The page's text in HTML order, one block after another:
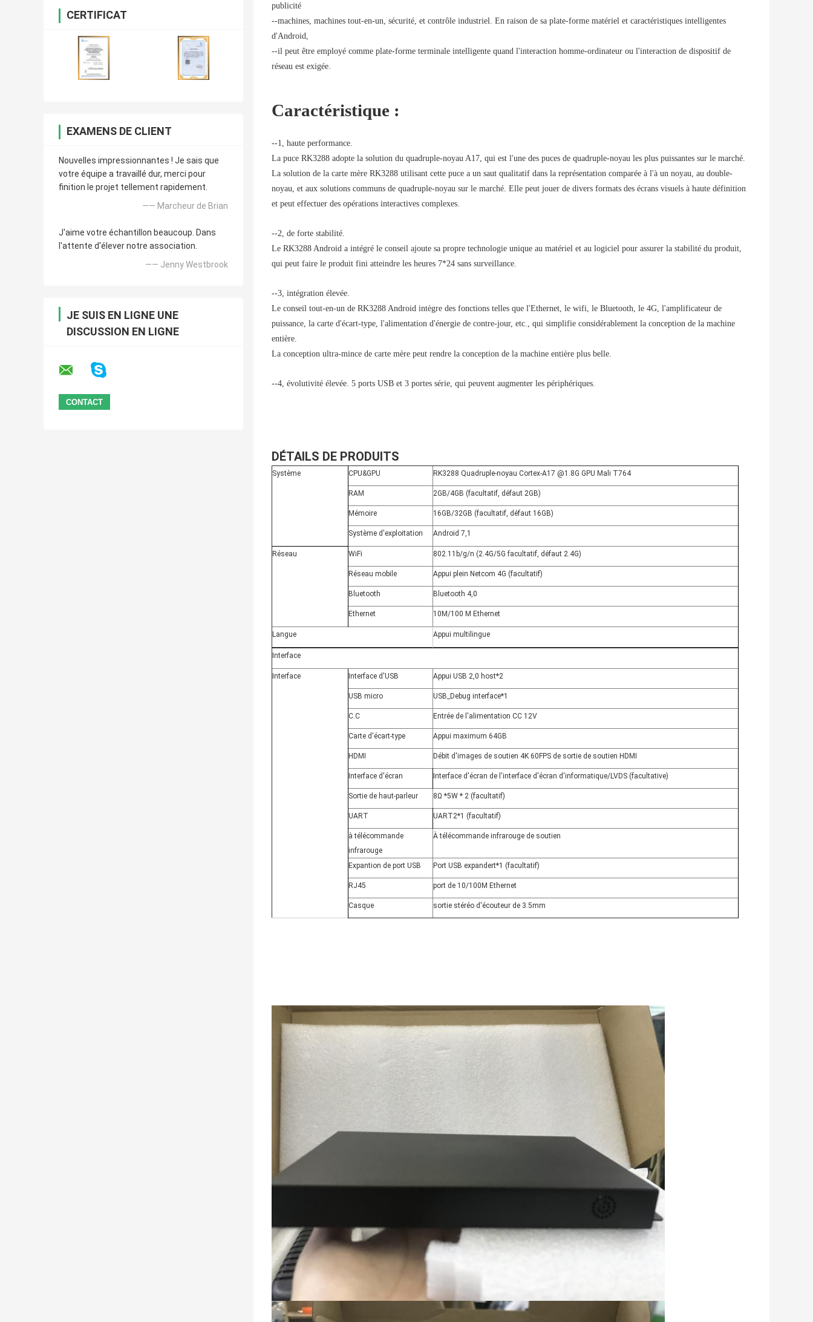
CERTIFICAT
EXAMENS DE CLIENT
Nouvelles impressionnantes ! Je sais que
votre équipe a travaillé dur, merci pour
finition le projet tellement rapidement.
—— Marcheur de Brian
J'aime votre échantillon beaucoup. Dans
l'attente d'élever notre association.
—— Jenny Westbrook
JE SUIS EN LIGNE UNE
DISCUSSION EN LIGNE
publicité
--machines, machines tout-en-un, sécurité, et contrôle industriel. En raison de sa plate-forme matériel et caractéristiques intelligentes
d'Android,
--il peut être employé comme plate-forme terminale intelligente quand l'interaction homme-ordinateur ou l'interaction de dispositif de
réseau est exigée.
Caractéristique :
--1, haute performance.
La puce RK3288 adopte la solution du quadruple-noyau A17, qui est l'une des puces de quadruple-noyau les plus puissantes sur le marché.
La solution de la carte mère RK3288 utilisant cette puce a un saut qualitatif dans la représentation comparée à l'à un noyau, au double-
noyau, et aux solutions communs de quadruple-noyau sur le marché. Elle peut jouer de divers formats des écrans visuels à haute définition
et peut effectuer des opérations interactives complexes.
--2, de forte stabilité.
Le RK3288 Android a intégré le conseil ajoute sa propre technologie unique au matériel et au logiciel pour assurer la stabilité du produit,
qui peut faire le produit fini atteindre les heures 7*24 sans surveillance.
--3, intégration élevée.
Le conseil tout-en-un de RK3288 Android intègre des fonctions telles que l'Ethernet, le wifi, le Bluetooth, le 4G, l'amplificateur de
puissance, la carte d'écart-type, l'alimentation d'énergie de contre-jour, etc., qui simplifie considérablement la conception de la machine
entière.
La conception ultra-mince de carte mère peut rendre la conception de la machine entière plus belle.
--4, évolutivité élevée. 5 ports USB et 3 portes série, qui peuvent augmenter les périphériques.
DÉTAILS DE PRODUITS
Système CPU&GPU RK3288 Quadruple-noyau Cortex-A17 @1.8G GPU Mali T764
RAM 2GB/4GB (facultatif, défaut 2GB)
Mémoire 16GB/32GB (facultatif, défaut 16GB)
Système d'exploitation Android 7,1
Réseau WiFi 802.11b/g/n (2.4G/5G facultatif, défaut 2.4G)
Réseau mobile Appui plein Netcom 4G (facultatif)
Bluetooth Bluetooth 4,0
Ethernet 10M/100 M Ethernet
Langue Appui multilingue
Interface
Interface Interface d'USB Appui USB 2,0 host*2
USB micro USB_Debug interface*1
C.C Entrée de l'alimentation CC 12V
Carte d'écart-type Appui maximum 64GB
HDMI Débit d'images de soutien 4K 60FPS de sortie de soutien HDMI
Interface d'écran Interface d'écran de l'interface d'écran d'informatique/LVDS (facultative)
Sortie de haut-parleur 8Ω *5W * 2 (facultatif)
UART UART2*1 (facultatif)
à télécommande
infrarouge
À télécommande infrarouge de soutien
Expantion de port USB Port USB expandert*1 (facultatif)
RJ45 port de 10/100M Ethernet
Casque sortie stéréo d'écouteur de 3.5mm